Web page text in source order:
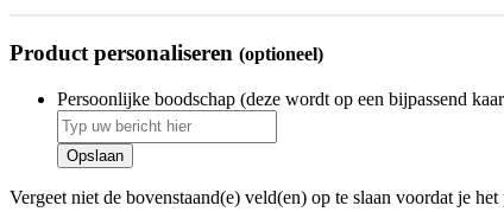
Product personaliseren (optioneel)
Persoonlijke boodschap (deze wordt op een bijpassend
Opslaan
Vergeet niet de bovenstaand(e) veld(en) op te slaan voordat je